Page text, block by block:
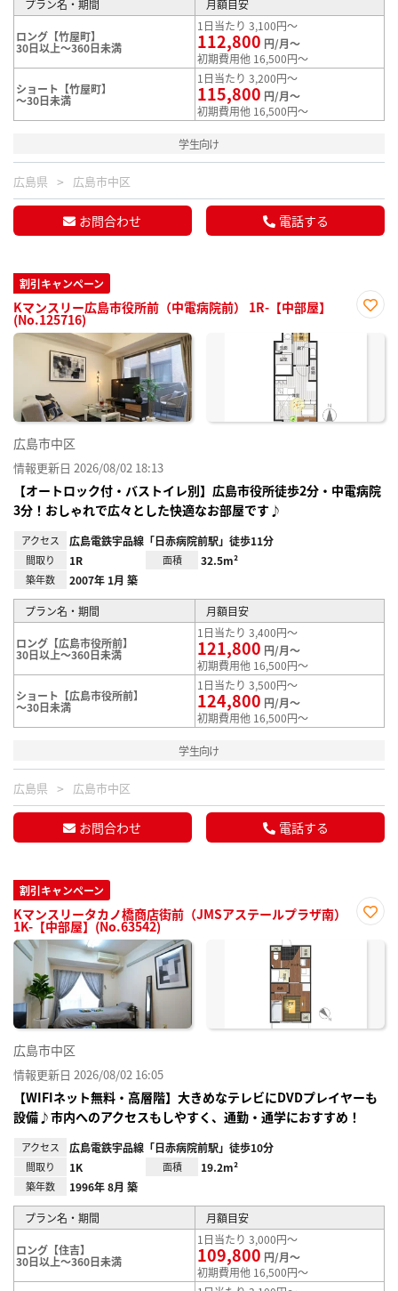
プラン名・期間 月額目安
ロング【竹屋町】
30日以上～360日未満
1日当たり 3,100円～
112,800 円/月～
初期費用他 16,500円～
ショート【竹屋町】
～30日未満
1日当たり 3,200円～
115,800 円/月～
初期費用他 16,500円～
学生向け
広島県 広島市中区
お問合わせ 電話する
割引キャンペーン
Kマンスリー広島市役所前（中電病院前） 1R-【中部屋】
(No.125716)
に入
広島市中区
情報更新日 2026/08/02 18:13
【オートロック付・バストイレ別】広島市役所徒歩2分・中電病院
3分！おしゃれで広々とした快適なお部屋です♪
アクセス 広島電鉄宇品線「日赤病院前駅」徒歩11分
間取り 1R 面積 32.5m²
築年数 2007年 1月 築
プラン名・期間 月額目安
ロング【広島市役所前】
30日以上～360日未満
1日当たり 3,400円～
121,800 円/月～
初期費用他 16,500円～
ショート【広島市役所前】
～30日未満
1日当たり 3,500円～
124,800 円/月～
初期費用他 16,500円～
学生向け
広島県 広島市中区
お問合わせ 電話する
割引キャンペーン
Kマンスリータカノ橋商店街前（JMSアステールプラザ南）
1K-【中部屋】(No.63542)
に入
広島市中区
情報更新日 2026/08/02 16:05
【WIFIネット無料・高層階】大きめなテレビにDVDプレイヤーも
設備♪市内へのアクセスもしやすく、通勤・通学におすすめ！
アクセス 広島電鉄宇品線「日赤病院前駅」徒歩10分
間取り 1K 面積 19.2m²
築年数 1996年 8月 築
プラン名・期間 月額目安
ロング【住吉】
30日以上～360日未満
1日当たり 3,000円～
109,800 円/月～
初期費用他 16,500円～